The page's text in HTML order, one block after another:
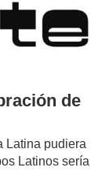
de
Latina pudiera
Latinos sería